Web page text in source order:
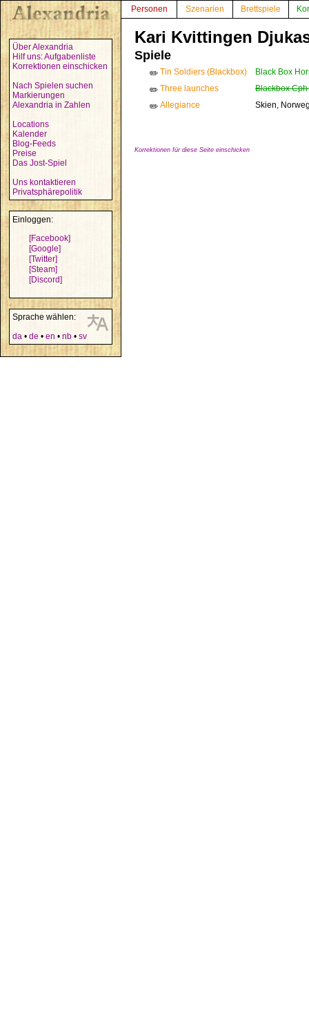
Über Alexandria
Hilf uns: Aufgabenliste
Korrektionen einschicken
Nach Spielen suchen
Markierungen
Alexandria in Zahlen
Locations
Kalender
Blog-Feeds
Preise
Das Jost-Spiel
Uns kontaktieren
Privatsphärepolitik
Einloggen:
[Facebook]
[Google]
[Twitter]
[Steam]
[Discord]
Sprache wählen:
da • de • en • nb • sv
Personen Szenarien Brettspiele
Kari Kvittingen
Spiele
✏️ Tin Soldiers (Blackbox)
Black Box
✏️ Three launches
Blackbox
✏️ Allegiance Skien,
Korrektionen für diese Seite einschicken